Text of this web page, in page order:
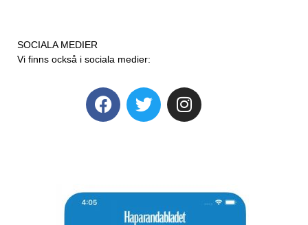
SOCIALA MEDIER
Vi finns också i sociala medier: